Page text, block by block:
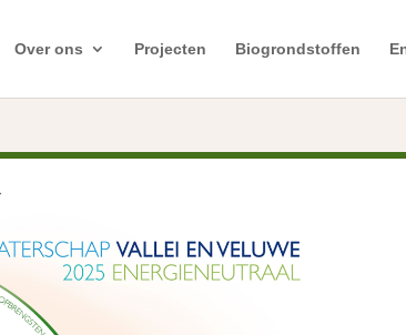
Over ons Projecten Biogrondstoffen